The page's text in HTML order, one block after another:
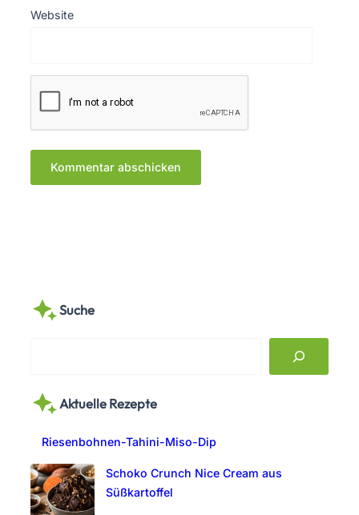
Website
Suche
r
Aktuelle Rezepte
Riesenbohnen-Tahini-Miso-Dip
Schoko Crunch Nice Cream aus
Süßkartoffel